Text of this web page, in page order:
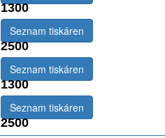
1300
2500
Seznam tiskáren
1300
Seznam tiskáren
2500
Seznam tiskáren